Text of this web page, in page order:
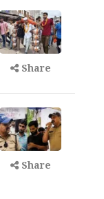
Share
Share